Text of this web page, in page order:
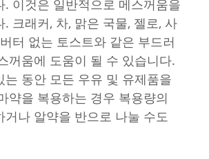
. 이것은 일반적으로 메스꺼움을
. 크래커, 차, 맑은 국물, 젤로, 사
터 없는 토스트와 같은 부드러
꺼움에 도움이 될 수 있습니다.
는 동안 모든 우유 및 유제품을
약을 복용하는 경우 복용량의
거나 알약을 반으로 나눌 수도